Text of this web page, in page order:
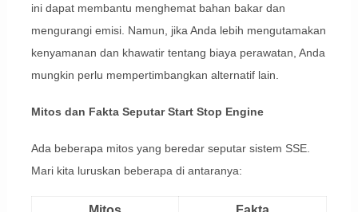
ini dapat membantu menghemat bahan bakar dan
mengurangi emisi. Namun, jika Anda lebih mengutamakan
kenyamanan dan khawatir tentang biaya perawatan, Anda
mungkin perlu mempertimbangkan alternatif lain.
Mitos dan Fakta Seputar Start Stop Engine
Ada beberapa mitos yang beredar seputar sistem SSE.
Mari kita luruskan beberapa di antaranya: